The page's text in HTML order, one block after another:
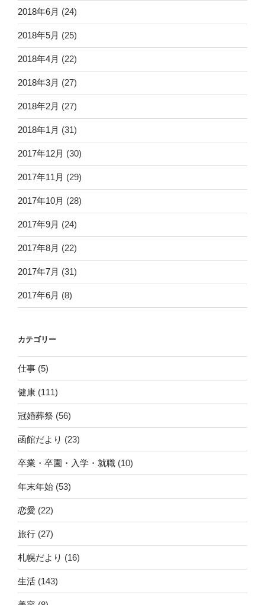
2018年6月 (24)
2018年5月 (25)
2018年4月 (22)
2018年3月 (27)
2018年2月 (27)
2018年1月 (31)
2017年12月 (30)
2017年11月 (29)
2017年10月 (28)
2017年9月 (24)
2017年8月 (22)
2017年7月 (31)
2017年6月 (8)
カテゴリー
仕事 (5)
健康 (111)
冠婚葬祭 (56)
函館だより (23)
卒業・卒園・入学・就職 (10)
年末年始 (53)
恋愛 (22)
旅行 (27)
札幌だより (16)
生活 (143)